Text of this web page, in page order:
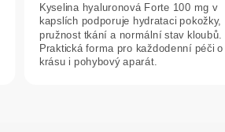
Kyselina hyaluronová Forte 100 mg v
kapslích podporuje hydrataci pokožky,
pružnost tkání a normální stav kloubů.
Praktická forma pro každodenní péči o
krásu i pohybový aparát.